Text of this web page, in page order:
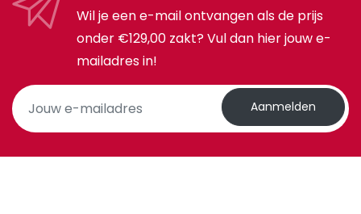
Wil je een e-mail ontvangen als de prijs
onder €129,00 zakt? Vul dan hier jouw e-
mailadres in!
Aanmelden